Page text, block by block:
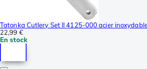
Tatonka Cutlery Set II 4125-000 acier
22,99 €
En stock